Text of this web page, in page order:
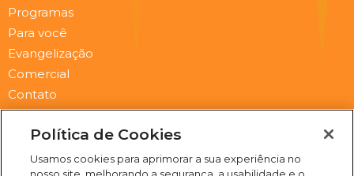
Programas
Para você
Evangelização
Comercial
Contato
Newsletter
Email Submit
Política de Cookies
Usamos cookies para aprimorar a sua experiência no